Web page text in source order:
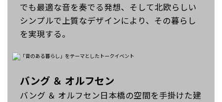
でも最適な音を奏でる発想、そして北欧らしい
シンプルで上質なデザインにより、その暮らし
を実現する。
バング ＆ オルフセン
バング ＆ オルフセン日本橋の空間を手掛けた建